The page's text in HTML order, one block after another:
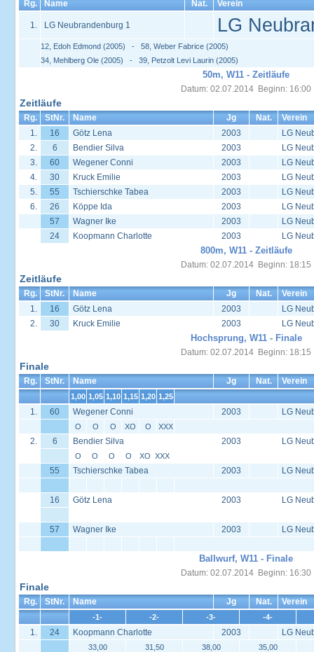
Rg. Name Nat. Verein
1. LG Neubrandenburg 1 LG
12, Edoh Edmond (2005) - 58, Weber Fabrice (2005)
34, Mehlberg Ole (2005) - 39, Petzolt Levi Laurin (2005)
50m, W11 - Zeitläufe
Datum: 02.07.2014 Beginn: 16:00
Zeitläufe
Rg. StNr. Name Jg Nat.
Verein
1.
16 Götz Lena 2003
LG
2.
6 Bendier Silva 2003
LG
3.
60 Wegener Conni 2003
LG
4.
30 Kruck Emilie 2003
LG
5.
55 Tschierschke Tabea 2003
LG
6.
26 Köppe Ida 2003
LG
57
Wagner Ike 2003
LG
24
Koopmann Charlotte 2003 LG
800m, W11 - Zeitläufe
Datum: 02.07.2014 Beginn: 18:15
Zeitläufe
Rg. StNr. Name Jg Nat.
Verein
1.
16 Götz Lena 2003
LG
2.
30 Kruck Emilie 2003 LG
Hochsprung, W11 - Finale
Datum: 02.07.2014 Beginn: 18:15
Finale
Rg. StNr. Name Jg Nat. Verein
1,00 1,05 1,10 1,15 1,20 1,25
1. 60 Wegener Conni 2003 LG
O O O XO O XXX
2. 6 Bendier Silva 2003 LG
O O O O XO XXX
55 Tschierschke Tabea 2003 LG
16 Götz Lena 2003 LG
57 Wagner Ike 2003 LG
Ballwurf, W11 - Finale
Datum: 02.07.2014 Beginn: 16:30
Finale
Rg. StNr. Name Jg Nat. Verein
-1- -2- -3- -4-
1. 24 Koopmann Charlotte 2003 LG
33,00 31,50 38,00 35,00